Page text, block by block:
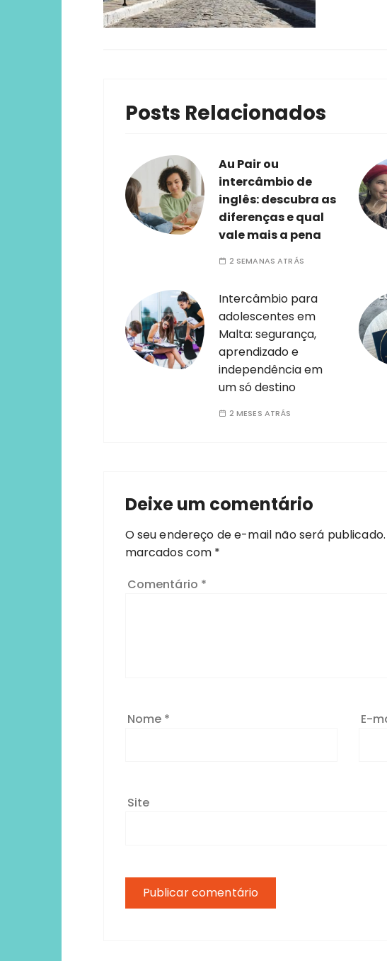
Posts Relacionados
Au Pair ou
intercâmbio de
inglês: descubra as
diferenças e qual
vale mais a pena
2 SEMANAS ATRÁS
Intercâmbio para
adolescentes em
Malta: segurança,
aprendizado e
independência em
um só destino
2 MESES ATRÁS
Deixe um comentário
O seu endereço de e-mail não será publicado.
marcados com *
Comentário *
Nome * E-
Site